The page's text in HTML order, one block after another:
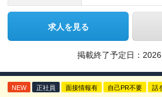
求人を見る
掲載終了予定日：
NEW 正社員 面接情報有 自己PR不要 話